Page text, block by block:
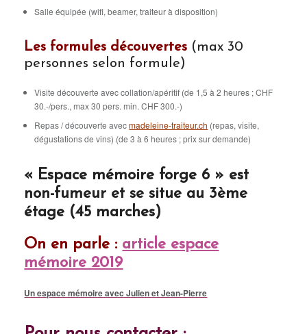
Salle équipée (wifi, beamer, traiteur à disposition)
Les formules découvertes (max 30
personnes selon formule)
Visite découverte avec collation/apéritif (de 1,5 à 2 heures ; CHF
30.-/pers., max 30 pers. min. CHF 300.-)
Repas / découverte avec madeleine-traiteur.ch (repas, visite,
dégustations de vins) (de 3 à 6 heures ; prix sur demande)
« Espace mémoire forge 6 » est
non-fumeur et se situe au 3ème
étage (45 marches)
On en parle : article espace
mémoire 2019
Un espace mémoire avec Julien et Jean-Pierre